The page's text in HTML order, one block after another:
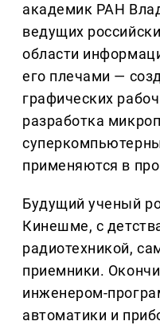
академик РАН
ведущих
области
его плечами —
графических
разработка
применяются в
Будущий ученый
Кинешме, с
радиотехникой,
приемники.
инженером-
автоматики и